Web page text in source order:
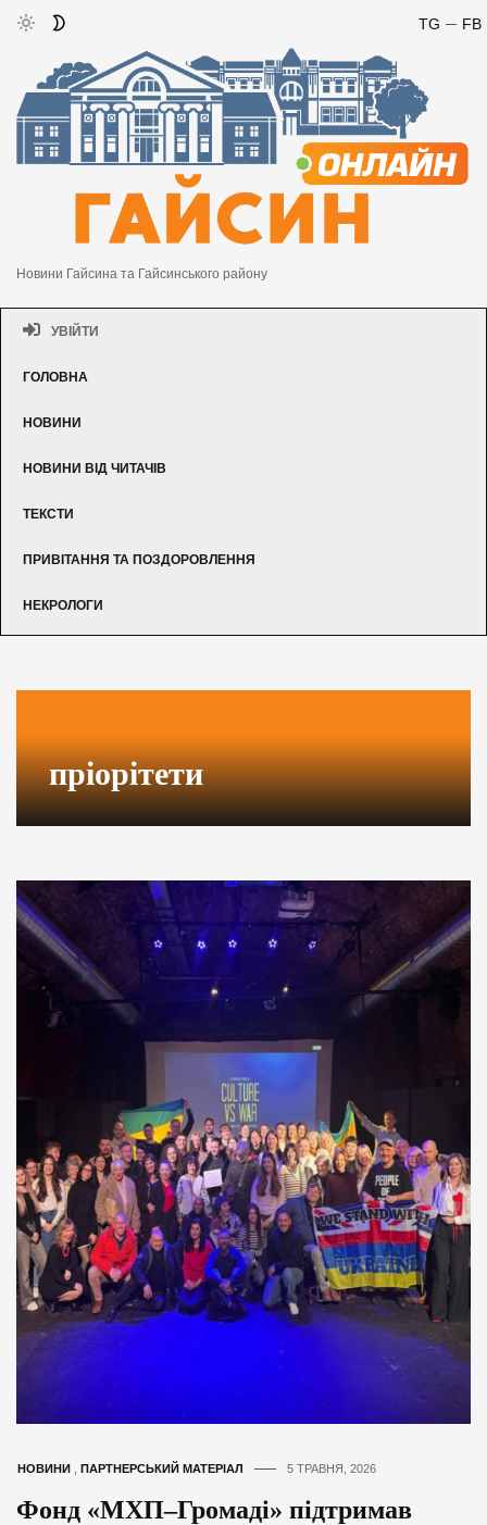
FB
TG
Новини Гайсина та Гайсинського району
УВІЙТИ
ГОЛОВНА
НОВИНИ
НОВИНИ ВІД ЧИТАЧІВ
ТЕКСТИ
ПРИВІТАННЯ ТА ПОЗДОРОВЛЕННЯ
НЕКРОЛОГИ
пріорітети
НОВИНИ ПАРТНЕРСЬКИЙ МАТЕРІАЛ 5 ТРАВНЯ, 2026
Фонд «МХП–Громаді» підтримав